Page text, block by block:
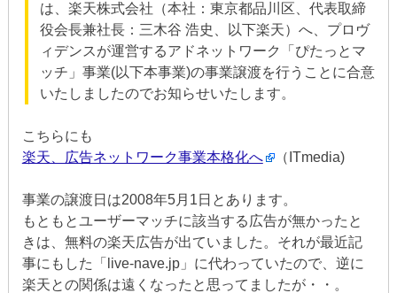
は、楽天株式会社（本社：東京都品川区、代表取締
役会長兼社長：三木谷 浩史、以下楽天）へ、プロヴ
ィデンスが運営するアドネットワーク「ぴたっとマ
ッチ」事業(以下本事業)の事業譲渡を行うことに合意
いたしましたのでお知らせいたします。
こちらにも
楽天、広告ネットワーク事業本格化へ
（ITmedia)
事業の譲渡日は2008年5月1日とあります。
もともとユーザーマッチに該当する広告が無かったと
きは、無料の楽天広告が出ていました。それが最近記
事にもした「live-nave.jp」に代わっていたので、逆に
楽天との関係は遠くなったと思ってましたが・・。